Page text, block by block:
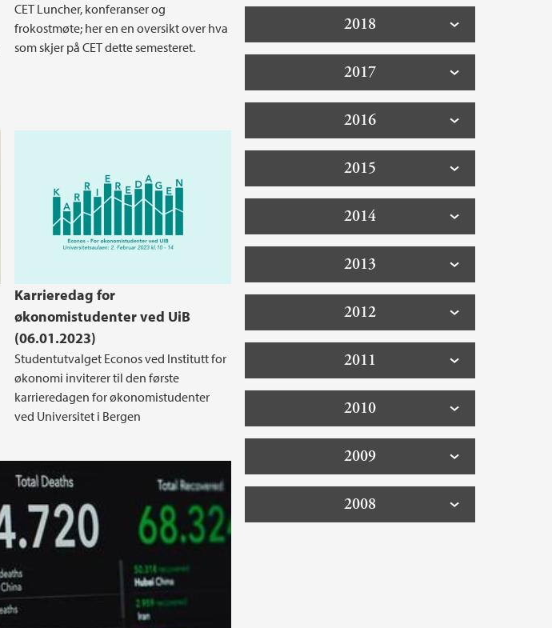
CET Luncher, konferanser og
frokostmøte; her en en oversikt over hva
som skjer på CET dette semesteret.
Karrieredag for
økonomistudenter ved UiB
(06.01.2023)
Studentutvalget Econos ved Institutt for
økonomi inviterer til den første
karrieredagen for økonomistudenter
ved Universitet i Bergen
2018
2017
2016
2015
2014
2013
2012
2011
2010
2009
2008